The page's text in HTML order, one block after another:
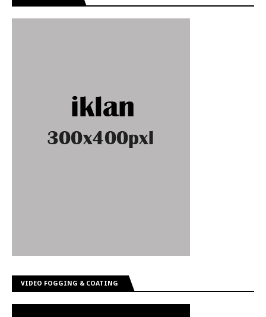
VIDEO FOGGING & COATING